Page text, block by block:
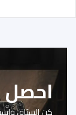
احصل